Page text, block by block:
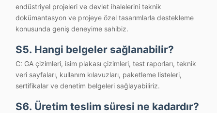
endüstriyel projeleri ve devlet ihalelerini teknik
dokümantasyon ve projeye özel tasarımlarla destekleme
konusunda geniş deneyime sahibiz.
S5. Hangi belgeler sağlanabilir?
C: GA çizimleri, isim plakası çizimleri, test raporları, teknik
veri sayfaları, kullanım kılavuzları, paketleme listeleri,
sertifikalar ve denetim belgeleri sağlayabiliriz.
S6. Üretim teslim süresi ne kadardır?